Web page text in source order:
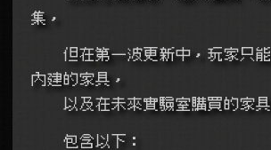
集，
內建的家具，
    以及在未來實驗室購買的家具
    包含以下：